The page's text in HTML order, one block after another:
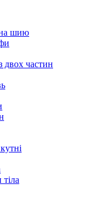
шию
двох частин